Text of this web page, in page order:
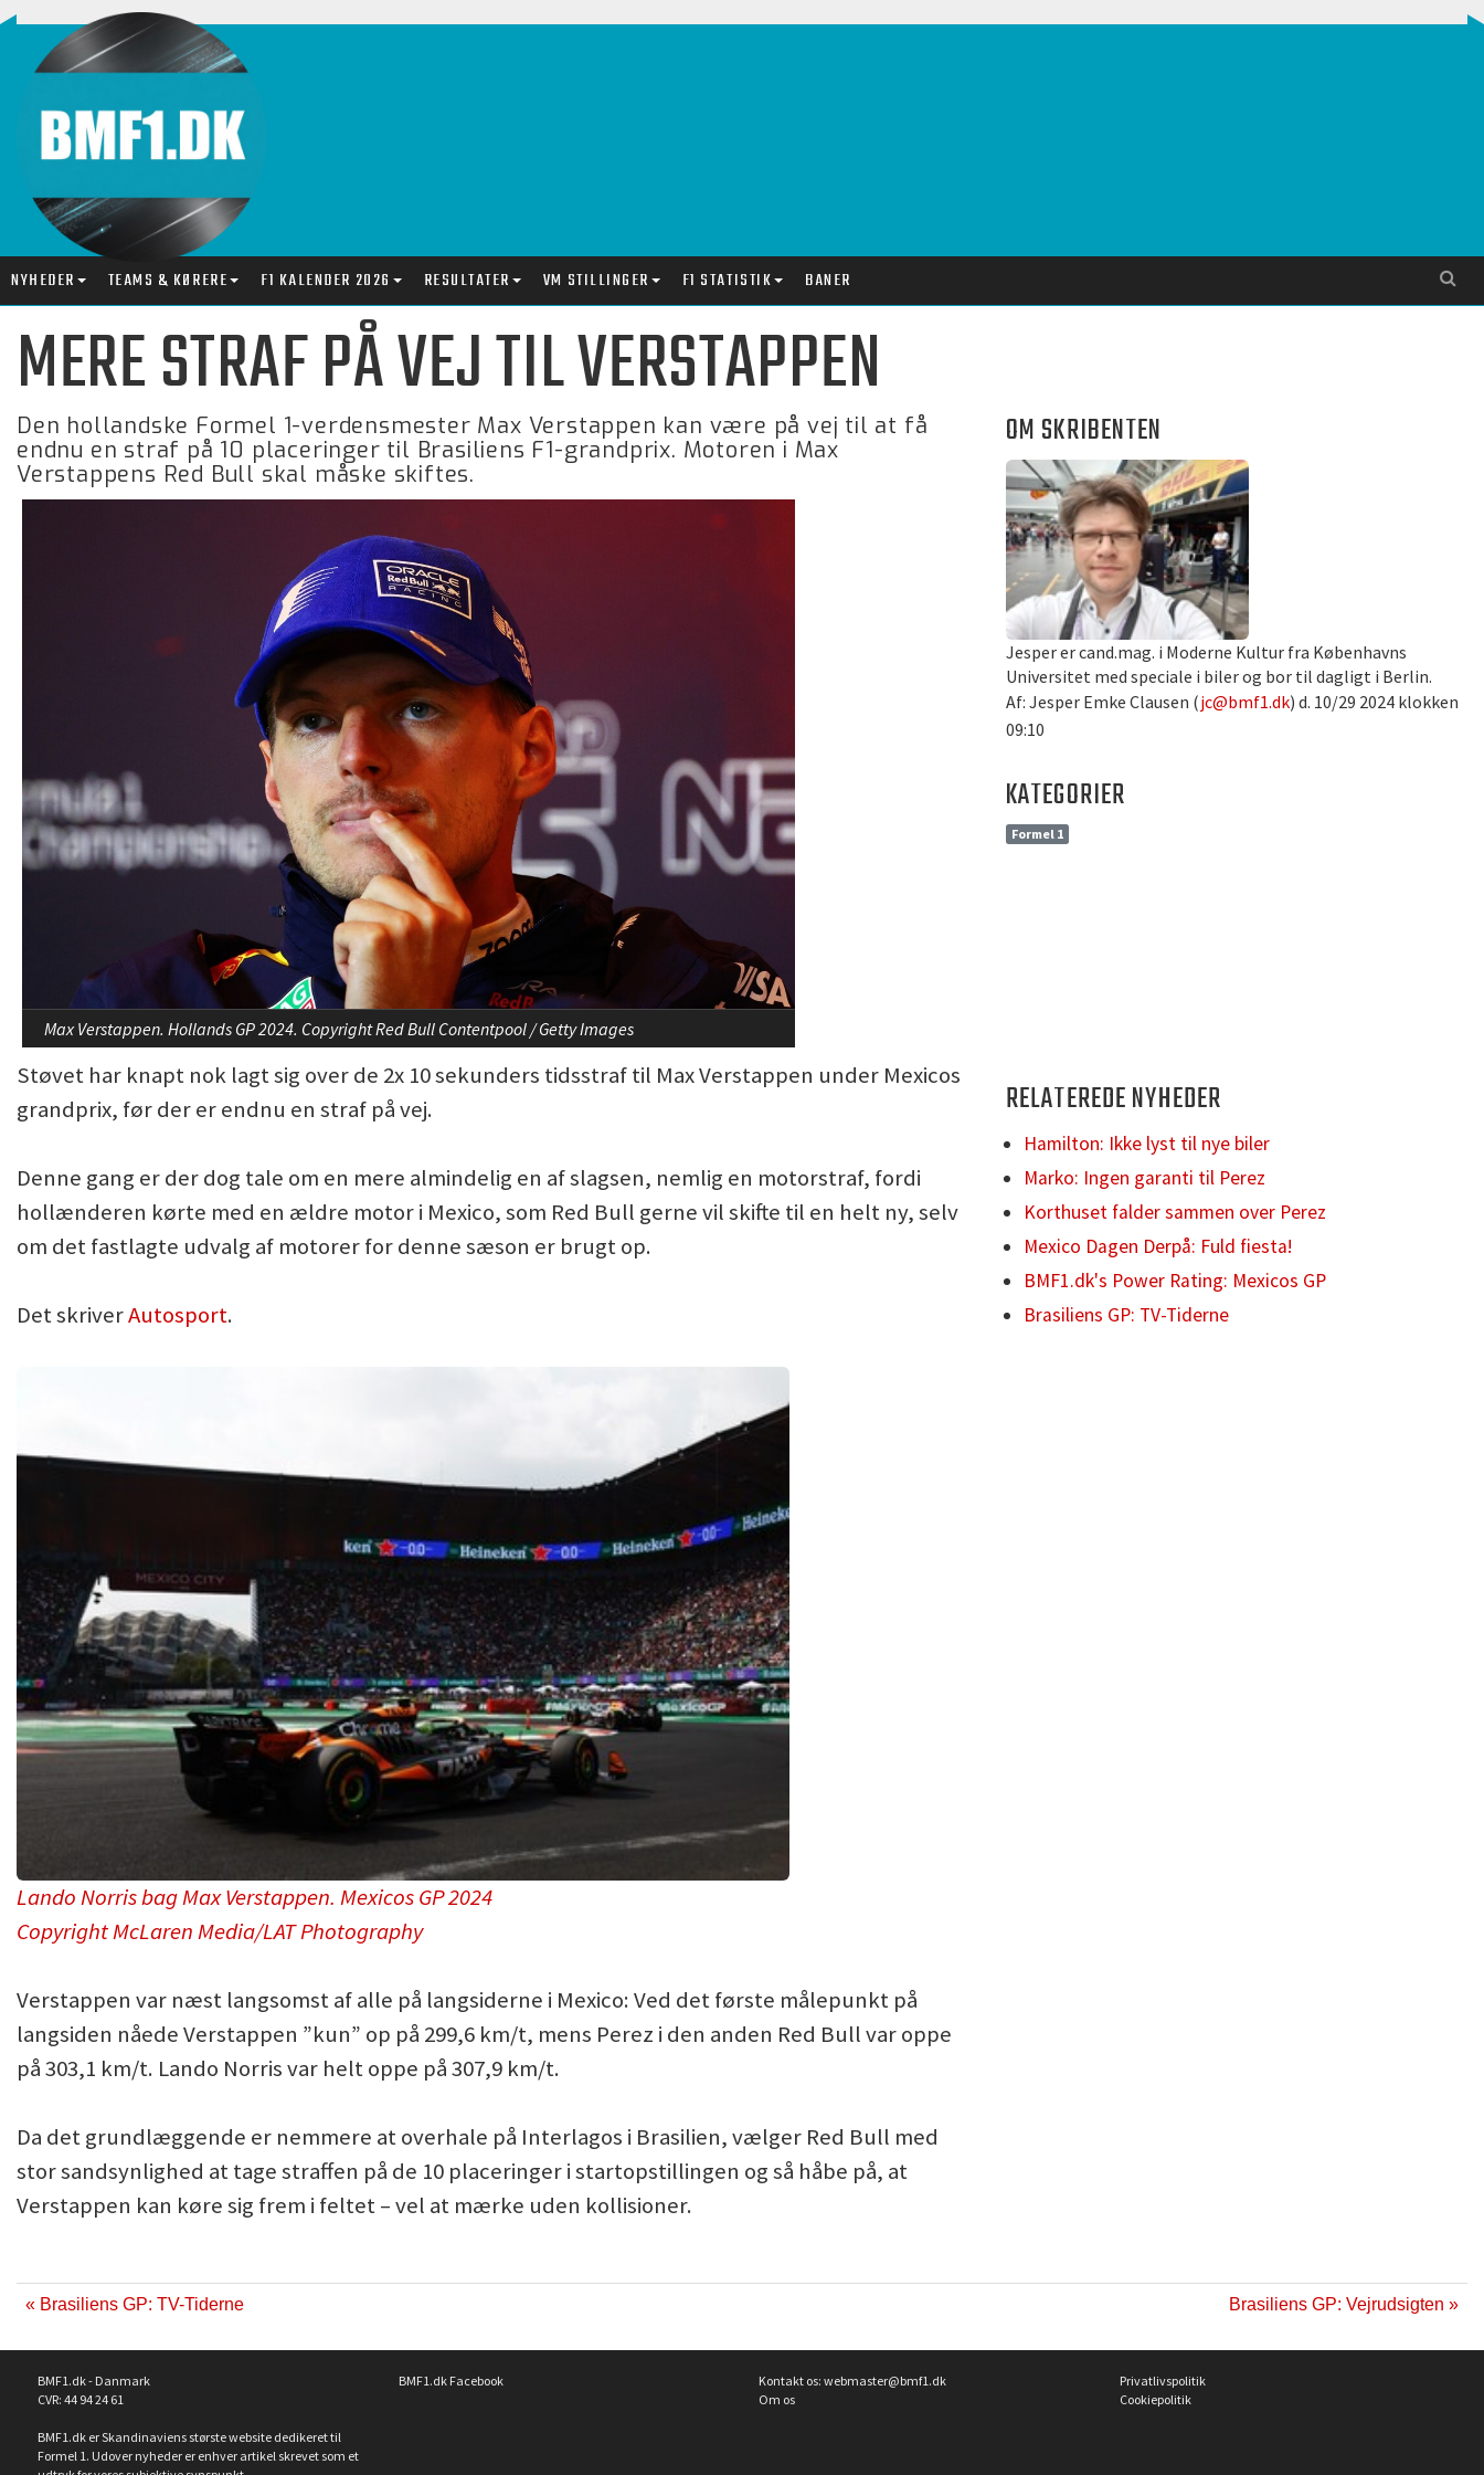
NYHEDER TEAMS & KØRERE F1 KALENDER 2026 RESULTATER VM STILLINGER F1 STATISTIK BANER
MERE STRAF PÅ VEJ TIL VERSTAPPEN
Den hollandske Formel 1-verdensmester Max Verstappen kan være på vej til at få
endnu en straf på 10 placeringer til Brasiliens F1-grandprix. Motoren i Max
Verstappens Red Bull skal måske skiftes.
Max Verstappen. Hollands GP 2024. Copyright Red Bull Contentpool / Getty Images
OM SKRIBENTEN
Jesper er cand.mag. i Moderne Kultur fra Københavns
Universitet med speciale i biler og bor til dagligt i Berlin.
Af: Jesper Emke Clausen (jc@bmf1.dk) d. 10/29 2024 klokken
09:10
KATEGORIER
Formel 1
Støvet har knapt nok lagt sig over de 2x 10 sekunders tidsstraf til Max Verstappen under Mexicos
grandprix, før der er endnu en straf på vej.
Denne gang er der dog tale om en mere almindelig en af slagsen, nemlig en motorstraf, fordi
hollænderen kørte med en ældre motor i Mexico, som Red Bull gerne vil skifte til en helt ny, selv
om det fastlagte udvalg af motorer for denne sæson er brugt op.
Det skriverAutosport.
Lando Norris bag Max Verstappen. Mexicos GP 2024
Copyright McLaren Media/LAT Photography
Verstappen var næst langsomst af alle på langsiderne i Mexico: Ved det første målepunkt på
langsiden nåede Verstappen ”kun” op på 299,6 km/t, mens Perez i den anden Red Bull var oppe
på 303,1 km/t. Lando Norris var helt oppe på 307,9 km/t.
Da det grundlæggende er nemmere at overhale på Interlagos i Brasilien, vælger Red Bull med
stor sandsynlighed at tage straffen på de 10 placeringer i startopstillingen og så håbe på, at
Verstappen kan køre sig frem i feltet – vel at mærke uden kollisioner.
RELATEREDE NYHEDER
Hamilton: Ikke lyst til nye biler
Marko: Ingen garanti til Perez
Korthuset falder sammen over Perez
Mexico Dagen Derpå: Fuld fiesta!
BMF1.dk's Power Rating: Mexicos GP
Brasiliens GP: TV-Tiderne
« Brasiliens GP: TV-Tiderne Brasiliens GP: Vejrudsigten »
BMF1.dk - Danmark
CVR: 44 94 24 61
BMF1.dk er Skandinaviens største website dedikeret til
Formel 1. Udover nyheder er enhver artikel skrevet som et
BMF1.dk Facebook Kontakt os: webmaster@bmf1.dk
Om os
Privatlivspolitik
Cookiepolitik